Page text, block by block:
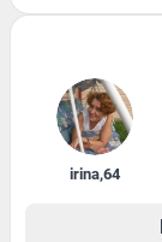
irina,64